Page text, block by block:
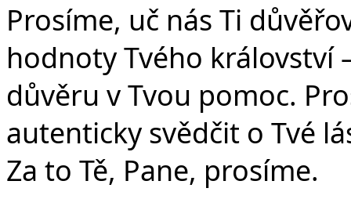
Prosíme, uč nás Ti
hodnoty Tvého
důvěru v Tvou pomoc.
autenticky svědčit o Tvé
Za to Tě, Pane, prosíme.